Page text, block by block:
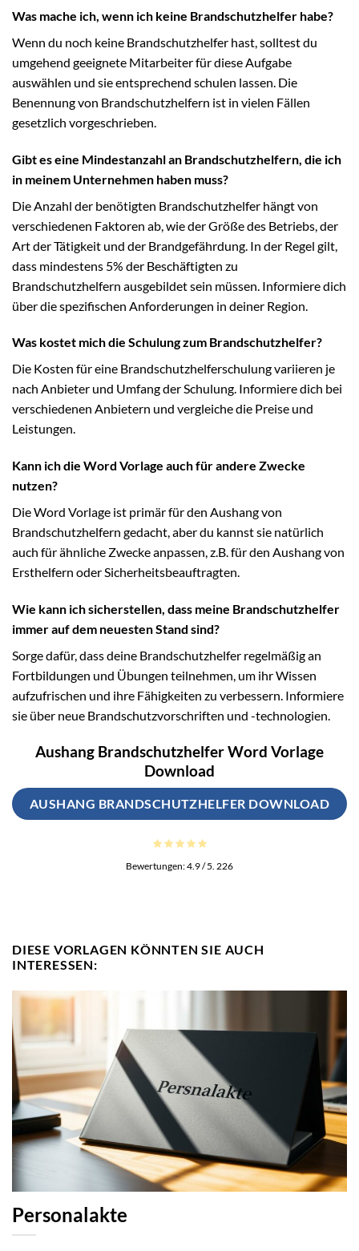
Was mache ich, wenn ich keine Brandschutzhelfer habe?
Wenn du noch keine Brandschutzhelfer hast, solltest du
umgehend geeignete Mitarbeiter für diese Aufgabe
auswählen und sie entsprechend schulen lassen. Die
Benennung von Brandschutzhelfern ist in vielen Fällen
gesetzlich vorgeschrieben.
Gibt es eine Mindestanzahl an Brandschutzhelfern, die ich
in meinem Unternehmen haben muss?
Die Anzahl der benötigten Brandschutzhelfer hängt von
verschiedenen Faktoren ab, wie der Größe des Betriebs, der
Art der Tätigkeit und der Brandgefährdung. In der Regel gilt,
dass mindestens 5% der Beschäftigten zu
Brandschutzhelfern ausgebildet sein müssen. Informiere dich
über die spezifischen Anforderungen in deiner Region.
Was kostet mich die Schulung zum Brandschutzhelfer?
Die Kosten für eine Brandschutzhelferschulung variieren je
nach Anbieter und Umfang der Schulung. Informiere dich bei
verschiedenen Anbietern und vergleiche die Preise und
Leistungen.
Kann ich die Word Vorlage auch für andere Zwecke
nutzen?
Die Word Vorlage ist primär für den Aushang von
Brandschutzhelfern gedacht, aber du kannst sie natürlich
auch für ähnliche Zwecke anpassen, z.B. für den Aushang von
Ersthelfern oder Sicherheitsbeauftragten.
Wie kann ich sicherstellen, dass meine Brandschutzhelfer
immer auf dem neuesten Stand sind?
Sorge dafür, dass deine Brandschutzhelfer regelmäßig an
Fortbildungen und Übungen teilnehmen, um ihr Wissen
aufzufrischen und ihre Fähigkeiten zu verbessern. Informiere
sie über neue Brandschutzvorschriften und -technologien.
Aushang Brandschutzhelfer Word Vorlage
Download
AUSHANG BRANDSCHUTZHELFER DOWNLOAD
Bewertungen:4.9/ 5. 226
DIESE VORLAGEN KÖNNTEN SIE AUCH
INTERESSEN:
Personalakte